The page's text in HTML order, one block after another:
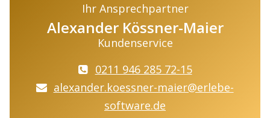
Ihr Ansprechpartner
Alexander Kössner-Maier
Kundenservice
0211 946 285 72-15
alexander.koessner-maier@erlebe-
software.de